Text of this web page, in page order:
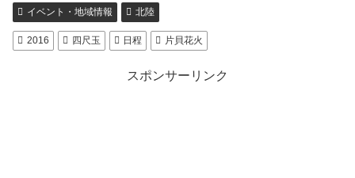
イベント・地域情報 北陸
2016 四尺玉 日程 片貝花火
スポンサーリンク